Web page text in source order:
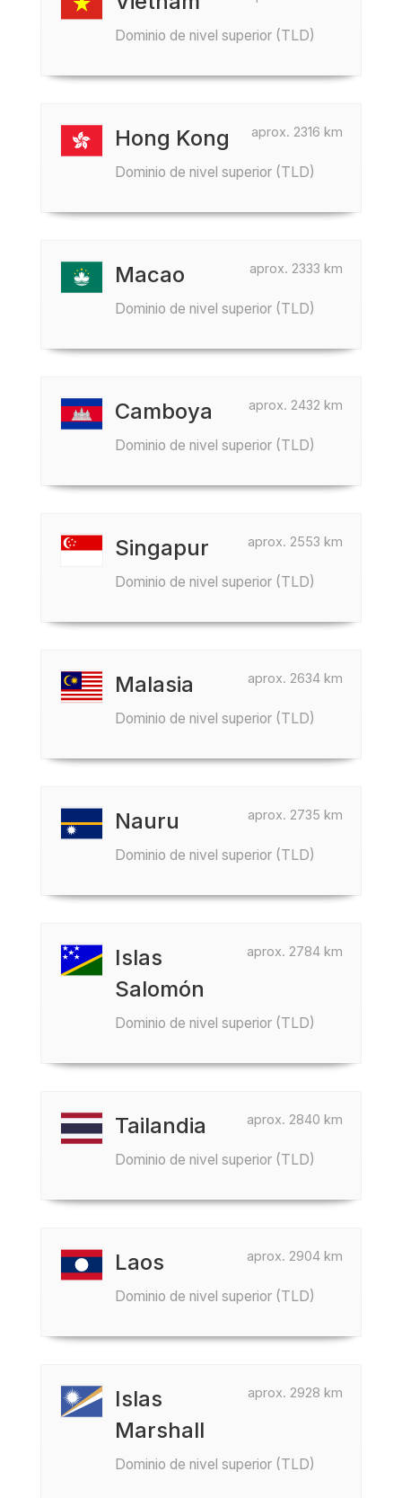
Dominio de nivel superior (TLD)
aprox. 2316 km
Hong Kong
Dominio de nivel superior (TLD)
aprox. 2333 km
Macao
Dominio de nivel superior (TLD)
aprox. 2432 km
Camboya
Dominio de nivel superior (TLD)
aprox. 2553 km
Singapur
Dominio de nivel superior (TLD)
aprox. 2634 km
Malasia
Dominio de nivel superior (TLD)
aprox. 2735 km
Nauru
Dominio de nivel superior (TLD)
aprox. 2784 km
Islas
Salomón
Dominio de nivel superior (TLD)
aprox. 2840 km
Tailandia
Dominio de nivel superior (TLD)
aprox. 2904 km
Laos
Dominio de nivel superior (TLD)
aprox. 2928 km
Islas
Marshall
Dominio de nivel superior (TLD)